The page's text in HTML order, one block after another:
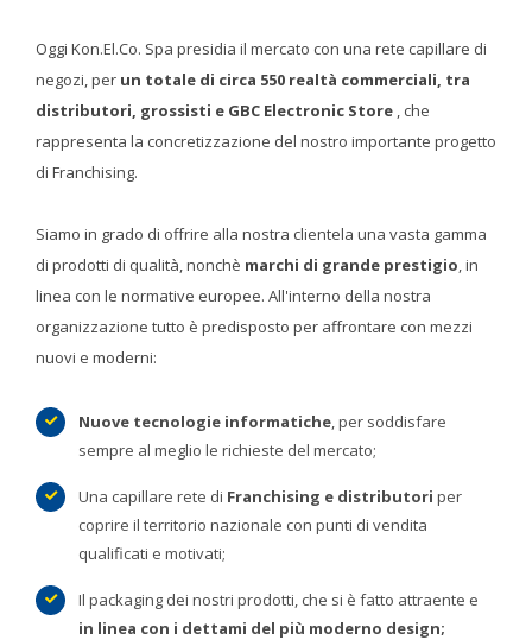
Oggi Kon.El.Co. Spa presidia il mercato con una rete capillare di
negozi, per un totale di circa 550 realtà commerciali, tra
distributori, grossisti e GBC Electronic Store , che
rappresenta la concretizzazione del nostro importante progetto
di Franchising.
Siamo in grado di offrire alla nostra clientela una vasta gamma
di prodotti di qualità, nonchè marchi di grande prestigio, in
linea con le normative europee. All'interno della nostra
organizzazione tutto è predisposto per affrontare con mezzi
nuovi e moderni:
Nuove tecnologie informatiche, per soddisfare
sempre al meglio le richieste del mercato;
Una capillare rete di Franchising e distributori per
coprire il territorio nazionale con punti di vendita
qualificati e motivati;
Il packaging dei nostri prodotti, che si è fatto attraente e
in linea con i dettami del più moderno design;